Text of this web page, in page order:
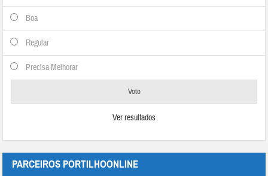
Boa
Regular
Precisa Melhorar
Ver resultados
PARCEIROS PORTILHOONLINE